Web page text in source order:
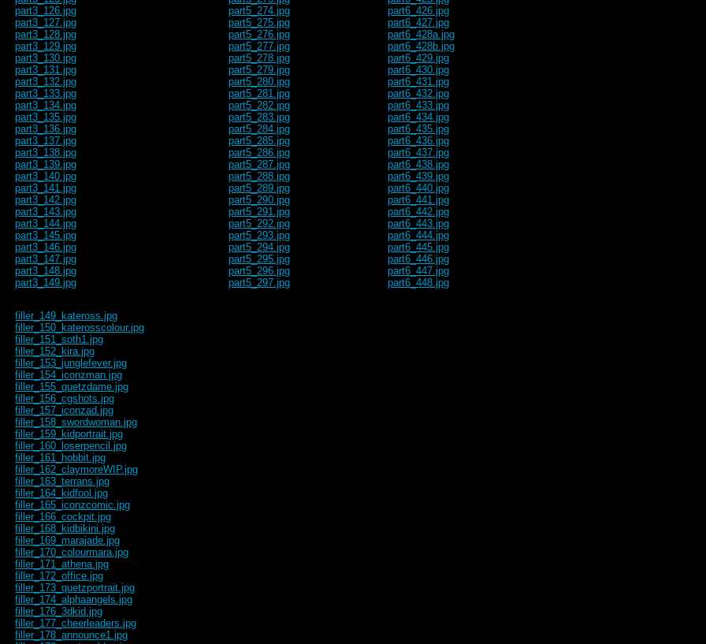
part3_126.jpg
part3_127.jpg
part3_128.jpg
part3_129.jpg
part3_130.jpg
part3_131.jpg
part3_132.jpg
part3_133.jpg
part3_134.jpg
part3_135.jpg
part3_136.jpg
part3_137.jpg
part3_138.jpg
part3_139.jpg
part3_140.jpg
part3_141.jpg
part3_142.jpg
part3_143.jpg
part3_144.jpg
part3_145.jpg
part3_146.jpg
part3_147.jpg
part3_148.jpg
part3_149.jpg
part5_274.jpg
part5_275.jpg
part5_276.jpg
part5_277.jpg
part5_278.jpg
part5_279.jpg
part5_280.jpg
part5_281.jpg
part5_282.jpg
part5_283.jpg
part5_284.jpg
part5_285.jpg
part5_286.jpg
part5_287.jpg
part5_288.jpg
part5_289.jpg
part5_290.jpg
part5_291.jpg
part5_292.jpg
part5_293.jpg
part5_294.jpg
part5_295.jpg
part5_296.jpg
part5_297.jpg
part6_426.jpg
part6_427.jpg
part6_428a.jpg
part6_428b.jpg
part6_429.jpg
part6_430.jpg
part6_431.jpg
part6_432.jpg
part6_433.jpg
part6_434.jpg
part6_435.jpg
part6_436.jpg
part6_437.jpg
part6_438.jpg
part6_439.jpg
part6_440.jpg
part6_441.jpg
part6_442.jpg
part6_443.jpg
part6_444.jpg
part6_445.jpg
part6_446.jpg
part6_447.jpg
part6_448.jpg
filler_149_kateross.jpg
filler_150_katerosscolour.jpg
filler_151_soth1.jpg
filler_152_kira.jpg
filler_153_junglefever.jpg
filler_154_iconzman.jpg
filler_155_quetzdame.jpg
filler_156_cgshots.jpg
filler_157_iconzad.jpg
filler_158_swordwoman.jpg
filler_159_kidportrait.jpg
filler_160_loserpencil.jpg
filler_161_hobbit.jpg
filler_162_claymoreWIP.jpg
filler_163_terrans.jpg
filler_164_kidfool.jpg
filler_165_iconzcomic.jpg
filler_166_cockpit.jpg
filler_168_kidbikini.jpg
filler_169_marajade.jpg
filler_170_colourmara.jpg
filler_171_athena.jpg
filler_172_office.jpg
filler_173_quetzportrait.jpg
filler_174_alphaangels.jpg
filler_176_3dkid.jpg
filler_177_cheerleaders.jpg
filler_178_announce1.jpg